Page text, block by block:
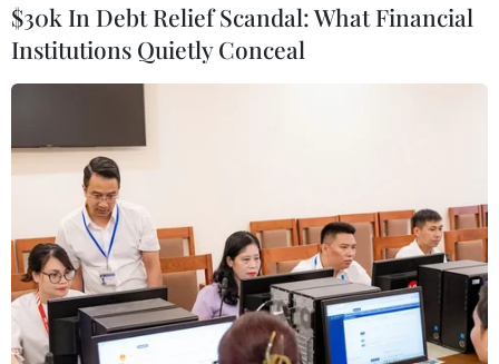
Tàu container Margrethe Maersk. (Nguồn: vesselfinder.com)
Đại diện Tổng Công ty Hàng hải Việt Nam
(VIMC) vừa thông tin ngày 26/10 tới, Cảng Quốc
$30k In Debt Relief Scandal: What Financial
Institutions Quietly Conceal